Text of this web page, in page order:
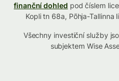
finanční dohled pod číslem
Kopli tn 68a, Põhja-Tallinna
Všechny investiční služby
subjektem Wise